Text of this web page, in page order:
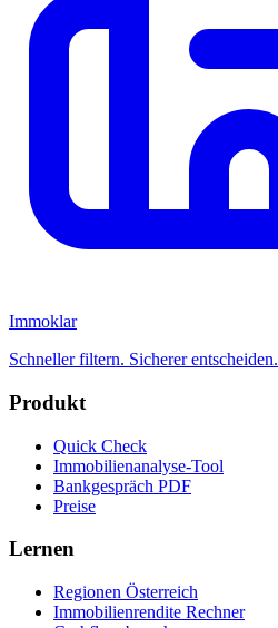
Immoklar
Schneller filtern. Sicherer entscheiden.
Produkt
Quick Check
Immobilienanalyse-Tool
Bankgespräch PDF
Preise
Lernen
Regionen Österreich
Immobilienrendite Rechner